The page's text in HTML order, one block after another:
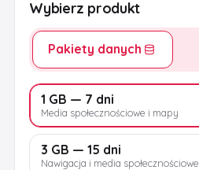
Wybierz produkt
Pakiety danych
1 GB — 7 dni
Media społecznościowe i mapy
3 GB — 15 dni
Nawigacja i media społecznościowe